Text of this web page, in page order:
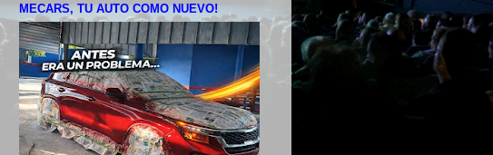
MECARS, TU AUTO COMO NUEVO!